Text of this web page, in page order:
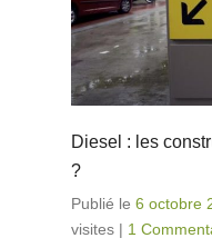
Diesel : les
?
Publié le 6 octobre
visites | 1